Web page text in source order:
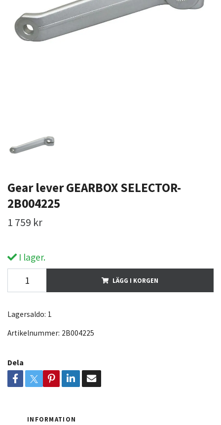
Gear lever GEARBOX SELECTOR-
2B004225
1 759 kr
I lager.
LÄGG I KORGEN
Lagersaldo: 1
Artikelnummer: 2B004225
Dela
INFORMATION